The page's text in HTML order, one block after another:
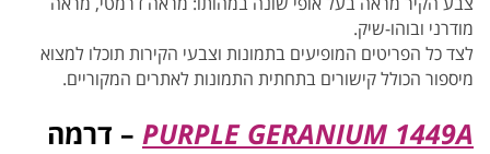
מודרני ובוהו-שיק.
לצד כל הפריטים המופיעים בתמונות וצבעי הקירות תוכלו למצוא
מיספור הכולל קישורים בתחתית התמונות לאתרים המקוריים.
PURPLE GERANIUM 1449A – דרמה